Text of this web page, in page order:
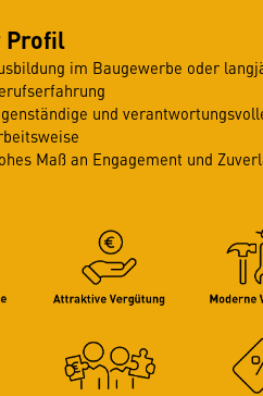
Profil
im Baugewerbe oder
und
Maß an Engagement und